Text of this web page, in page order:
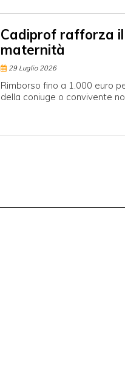
Cadiprof rafforza
maternità
29 Luglio 2026
Rimborso fino a 1.000 euro
della coniuge o convivente